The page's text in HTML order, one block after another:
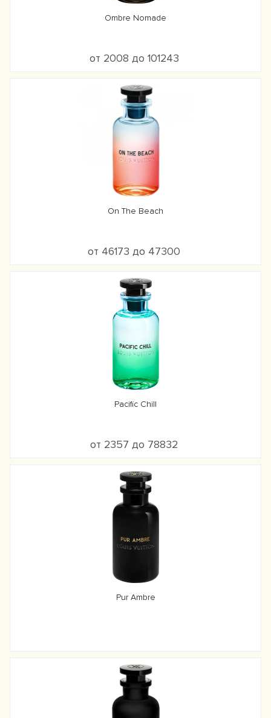
Ombre Nomade
от 2008 до 101243
On The Beach
от 46173 до 47300
Pacific Chill
от 2357 до 78832
Pur Ambre